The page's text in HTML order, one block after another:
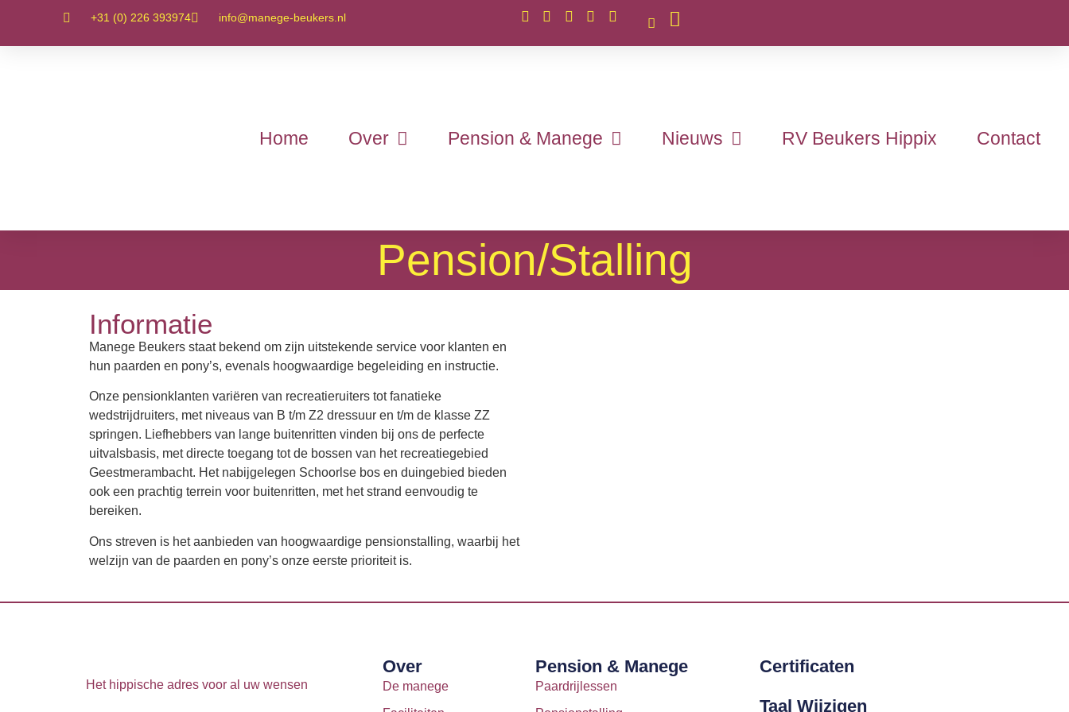
+31 (0) 226 393974 info@manege-beukers.nl
Home Over Pension & Manege Nieuws RV Beukers Hippix Contact
Pension/Stalling
Informatie
Manege Beukers staat bekend om zijn uitstekende service voor klanten en
hun paarden en pony’s, evenals hoogwaardige begeleiding en instructie.
Onze pensionklanten variëren van recreatieruiters tot fanatieke
wedstrijdruiters, met niveaus van B t/m Z2 dressuur en t/m de klasse ZZ
springen. Liefhebbers van lange buitenritten vinden bij ons de perfecte
uitvalsbasis, met directe toegang tot de bossen van het recreatiegebied
Geestmerambacht. Het nabijgelegen Schoorlse bos en duingebied bieden
ook een prachtig terrein voor buitenritten, met het strand eenvoudig te
bereiken.
Ons streven is het aanbieden van hoogwaardige pensionstalling, waarbij het
welzijn van de paarden en pony’s onze eerste prioriteit is.
Het hippische adres voor al uw wensen
Over
De manege
Pension & Manege
Paardrijlessen
Certificaten
Taal Wijzigen